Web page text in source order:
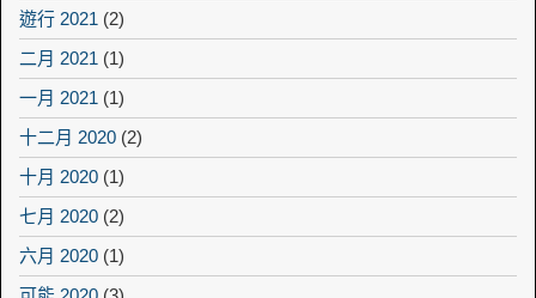
遊行 2021 (2)
二月 2021 (1)
一月 2021 (1)
十二月 2020 (2)
十月 2020 (1)
七月 2020 (2)
六月 2020 (1)